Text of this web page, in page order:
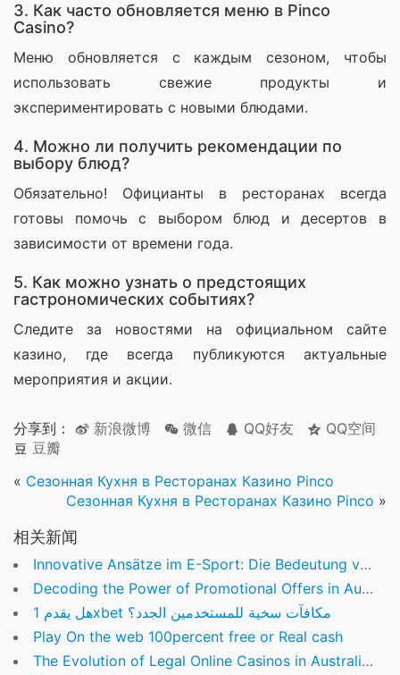
3. Как часто обновляется меню в Pinco
Casino?
Меню обновляется с каждым сезоном, чтобы
использовать свежие продукты и
экспериментировать с новыми блюдами.
4. Можно ли получить рекомендации по
выбору блюд?
Обязательно! Официанты в ресторанах всегда
готовы помочь с выбором блюд и десертов в
зависимости от времени года.
5. Как можно узнать о предстоящих
гастрономических событиях?
Следите за новостями на официальном сайте
казино, где всегда публикуются актуальные
мероприятия и акции.
分享到： 新浪微博 微信 QQ好友
QQ空间
豆瓣
« Сезонная Кухня в Ресторанах Казино Pinco
Сезонная Кухня в Ресторанах Казино Pinco »
相关新闻
Innovative Ansätze im E-Sport: Die Bedeutung von WinFest für die Branche
Decoding the Power of Promotional Offers in Australia’s Sports Betting Landscape
هل يقدم 1xbet مكافآت سخية للمستخدمين الجدد؟
Play On the web 100percent free or Real cash
The Evolution of Legal Online Casinos in Australia: Insights and Industry Standards